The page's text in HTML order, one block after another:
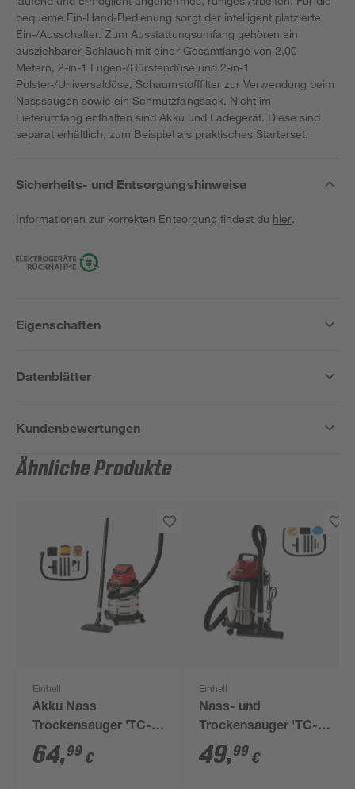
bequeme Ein-Hand-Bedienung sorgt der intelligent platzierte
Ein-/Ausschalter. Zum Ausstattungsumfang gehören ein
ausziehbarer Schlauch mit einer Gesamtlänge von 2,00
Metern, 2-in-1 Fugen-/Bürstendüse und 2-in-1
Polster-/Universaldüse, Schaumstofffilter zur Verwendung beim
Nasssaugen sowie ein Schmutzfangsack. Nicht im
Lieferumfang enthalten sind Akku und Ladegerät. Diese sind
separat erhältlich, zum Beispiel als praktisches Starterset.
Sicherheits- und Entsorgungshinweise
Informationen zur korrekten Entsorgung findest du hier.
Eigenschaften
Datenblätter
Kundenbewertungen
Ähnliche Produkte
Einhell
Akku Nass
Trockensauger 'TC-
VC 18/20 Li Solo
Power X-Change'
64,99 €
Einhell
Nass- und
Trockensauger 'TC-
VC 1815 S' 1250 W
49,99 €